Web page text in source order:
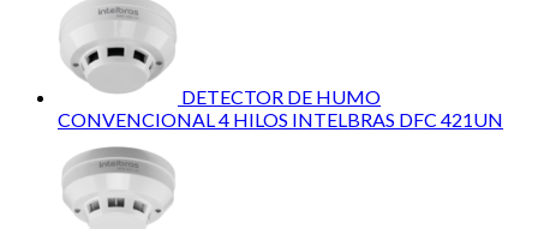
DETECTOR DE HUMO
CONVENCIONAL 4 HILOS INTELBRAS DFC 421UN